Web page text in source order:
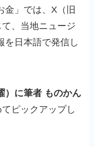
金」では、X（旧
て、当地ニュージ
を日本語で発信し
）に筆者 ものかん
ピックアップし